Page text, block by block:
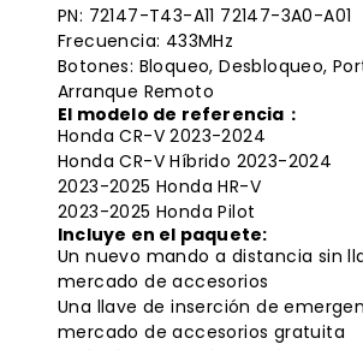
PN: 72147-T43-A11 72147-3A0-A01
Frecuencia: 433MHz
Botones: Bloqueo, Desbloqueo,
Arranque Remoto
El modelo de referencia：
Honda CR-V 2023-2024
Honda CR-V Híbrido 2023-2024
2023-2025 Honda HR-V
2023-2025Honda Pilot
Incluye en el paquete:
Un nuevo mando a distancia sin
mercado de accesorios
Una llave de inserción de
mercado de accesorios gratuita